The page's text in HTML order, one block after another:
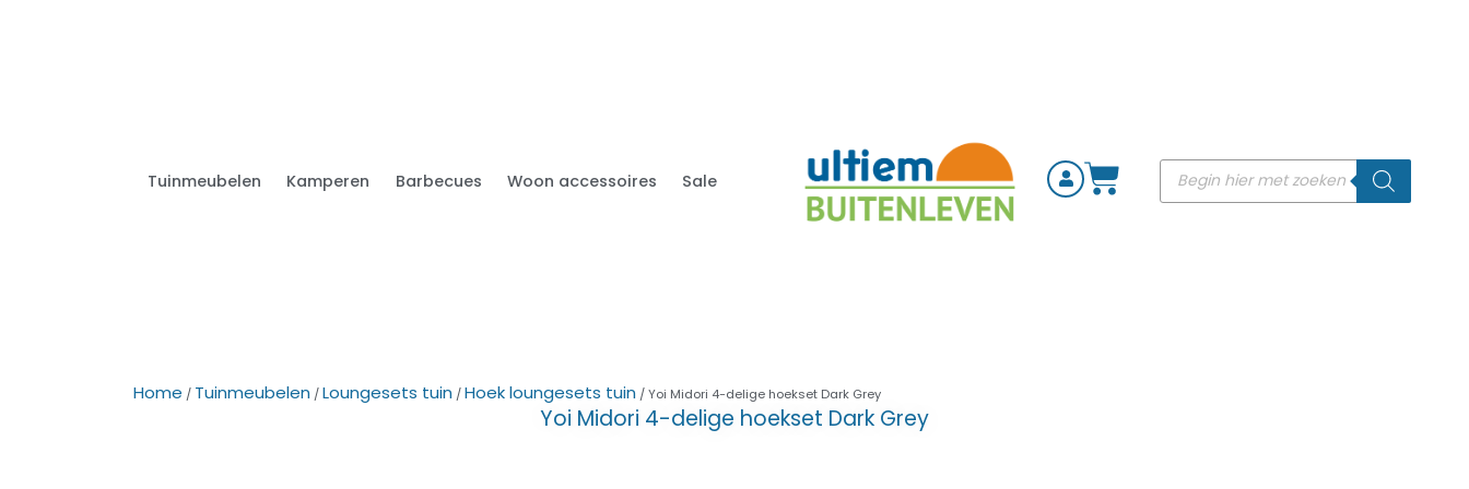
Tuinmeubelen Kamperen Barbecues Woon accessoires Sale
Home / Tuinmeubelen /Loungesets tuin /Hoek loungesets tuin / Yoi Midori 4-delige hoekset Dark Grey
Yoi Midori 4-delige hoekset Dark Grey